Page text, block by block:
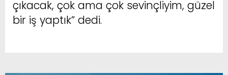
çıkacak, çok ama çok sevinçliyim, güzel
bir iş yaptık” dedi.